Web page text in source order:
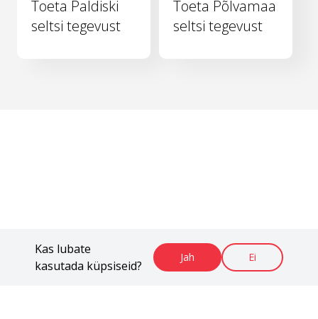
Kas lubate
kasutada küpsiseid?
Jah Ei
Toeta Paldiski
seltsi tegevust
Toeta Põlvamaa
seltsi tegevust